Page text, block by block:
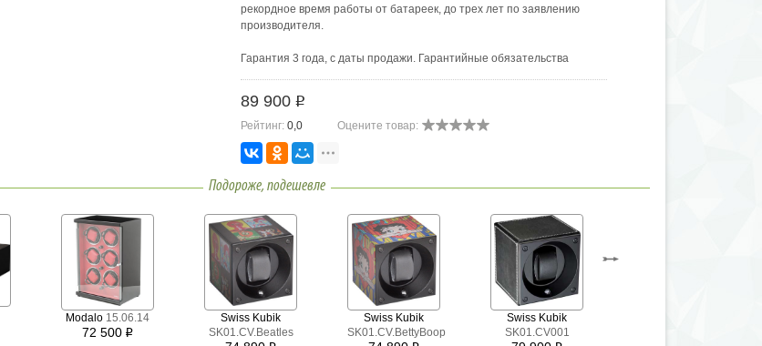
рекордное время работы от батареек, до трех лет по заявлению
производителя.
Гарантия 3 года, с даты продажи. Гарантийные обязательства
89 900 i
Рейтинг: 0,0 Оцените товар:
Подороже, подешевле
Modalo 15.06.14
72 500 i
Swiss Kubik
SK01.CV.Beatles
Swiss Kubik
SK01.CV.BettyBoop
Swiss Kubik
SK01.CV001